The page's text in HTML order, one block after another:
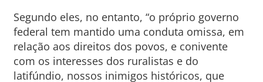
Segundo eles, no entanto, “o próprio governo
federal tem mantido uma conduta omissa, em
relação aos direitos dos povos, e conivente
com os interesses dos ruralistas e do
latifúndio, nossos inimigos históricos, que